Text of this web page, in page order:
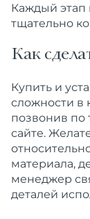
Каждый этап
тщательно
Как
Купить и
сложности в
позвонив по
сайте.
материала,
менеджер
деталей